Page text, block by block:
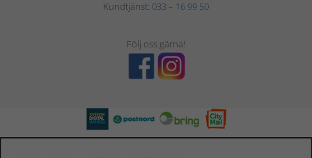
Kundtjänst: 033 – 16 99 50
Följ oss gärna!